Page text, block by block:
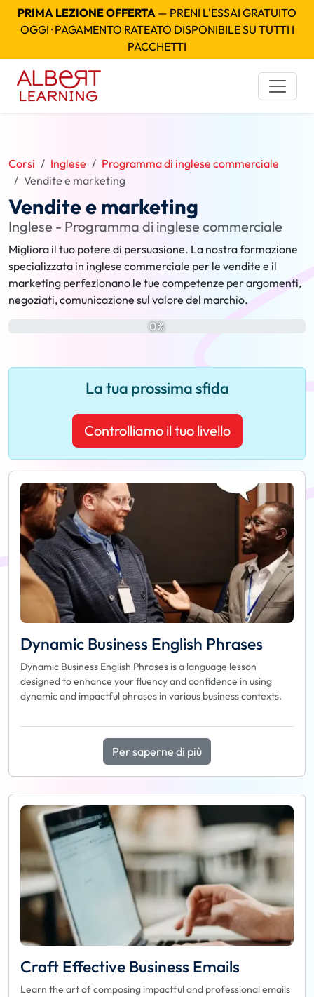
PRIMA LEZIONE OFFERTA — PRENI L'ESSAI GRATUITO
OGGI · PAGAMENTO RATEATO DISPONIBILE SU TUTTI I
PACCHETTI
Corsi Inglese
Programma di inglese commerciale
Vendite e marketing
Vendite e marketing
Inglese - Programma di inglese commerciale
Migliora il tuo potere di persuasione. La nostra formazione
specializzata in inglese commerciale per le vendite e il
marketing perfezionano le tue competenze per argomenti,
negoziati, comunicazione sul valore del marchio.
0%
La tua prossima sfida
Controlliamo il tuo livello
Dynamic Business English Phrases
Dynamic Business English Phrases is a language lesson
designed to enhance your fluency and confidence in using
dynamic and impactful phrases in various business contexts.
Per saperne di più
Craft Effective Business Emails
Learn the art of composing impactful and professional emails